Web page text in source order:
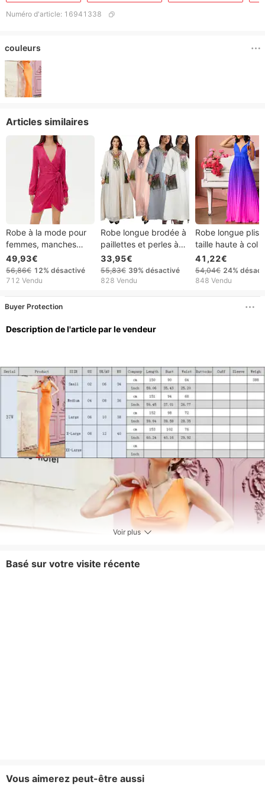
Numéro d'article: 16941338
couleurs
Articles similaires
Robe à la mode pour
femmes, manches
longues, col chemise,
jupe
49,93€
56,86€ 12% désactivé
712 Vendu
Robe longue brodée à
paillettes et perles à
col en V de style
nouveau à la mode
33,95€
55,83€ 39% désactivé
828 Vendu
Robe longue
taille haute à col
pour femme,
collection 2025
41,22€
54,04€ 24%
848 Vendu
Buyer Protection
Description de l'article par le vendeur
Voir plus
Basé sur votre visite récente
Vous aimerez peut-être aussi